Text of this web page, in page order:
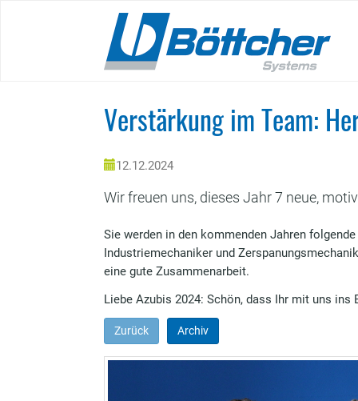
Verstärkung im Team:
12.12.2024
Wir freuen uns, dieses Jahr 7 neue,
Sie werden in den kommenden Jahren
Industriemechaniker und
eine gute Zusammenarbeit.
Liebe Azubis 2024: Schön, dass Ihr mit uns ins
Zurück Archiv